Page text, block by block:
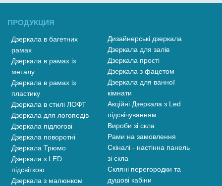
ПРОДУКЦИЯ
Дзеркала в багетних
рамах
Дзеркала в рамах із
металу
Дзеркала в рамах із
пластику
Дзеркала в стилі ЛОФТ
Дзеркала для логопедів
Дзеркала підлогові
Дзеркала поворотні
Дзеркала Трюмо
Дзеркала з LED
підсвіткою
Дзеркала з малюнком
Дизайнерські дзеркала
Дзеркала для залів
Дзеркала прості
Дзеркала з фацетом
Дзеркала для ванної
кімнати
Акційні Дзеркала з Led
підсвічуванням
Вироби зі скла
Рами на замовлення
Скіналі - настінна панель
зі скла
Скляні перегородки та
душові кабіни